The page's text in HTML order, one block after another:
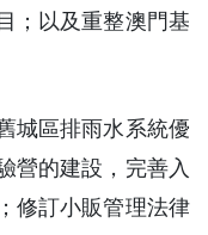
；以及重整澳門基
城區排雨水系統優
營的建設，完善入
修訂小販管理法律